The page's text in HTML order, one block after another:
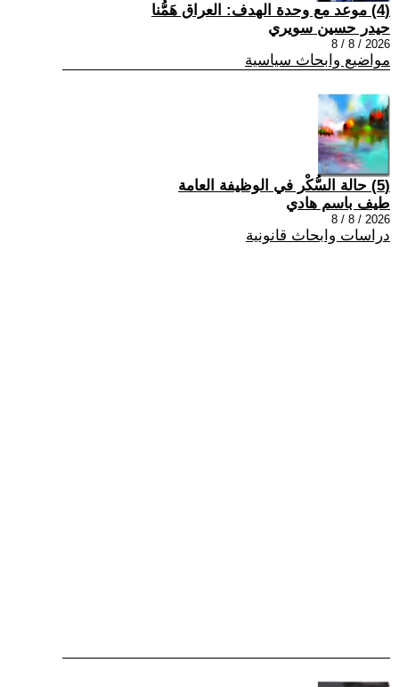
(4) موعد مع وحدة الهدف: العراق هَمُّنا
حيدر حسين سويري
2026 / 8 / 8
مواضيع وابحاث سياسية
(5) حالة السُّكْر في الوظيفة العامة
طيف باسم هادي
2026 / 8 / 8
دراسات وابحاث قانونية